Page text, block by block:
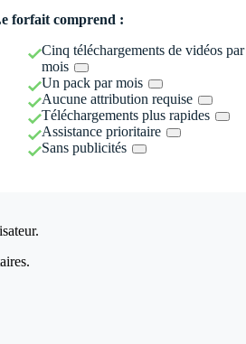
forfait comprend :
Cinq téléchargements de vidéos par
mois
Un pack par mois
Aucune attribution requise
Téléchargements plus rapides
Assistance prioritaire
Sans publicités